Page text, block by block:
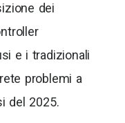
dei
e i tradizionali
problemi a
del 2025.